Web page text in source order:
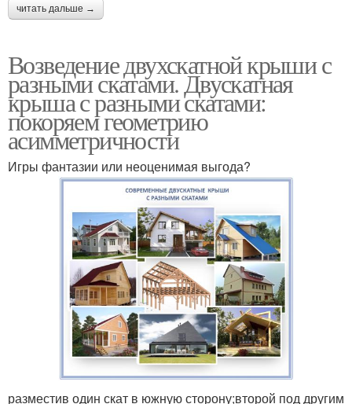
читать дальше →
Возведение двухскатной крыши с
разными скатами. Двускатная
крыша с разными скатами:
покоряем геометрию
асимметричности
Игры фантазии или неоценимая выгода?
разместив один скат в южную сторону;второй под другим